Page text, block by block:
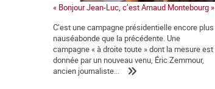
« Bonjour Jean-Luc, c’est Arnaud Montebourg »
C’est une campagne présidentielle encore plus
nauséabonde que la précédente. Une
campagne « à droite toute » dont la mesure est
donnée par un nouveau venu, Éric Zemmour,
ancien journaliste...